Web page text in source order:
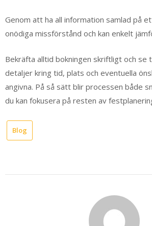
Genom att ha all information samlad på
onödiga missförstånd och kan enkelt
Bekräfta alltid bokningen skriftligt och
detaljer kring tid, plats och eventuella
angivna. På så sätt blir processen både
du kan fokusera på resten av
Blog